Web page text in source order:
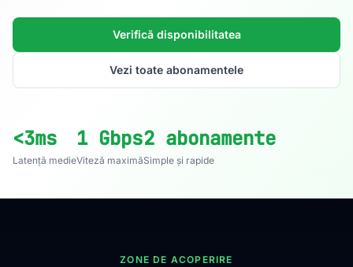
Verifică disponibilitatea
Vezi toate abonamentele
<3ms
Latență medie
1 Gbps
Viteză maximă
2 abonamente
Simple și rapide
ZONE DE ACOPERIRE